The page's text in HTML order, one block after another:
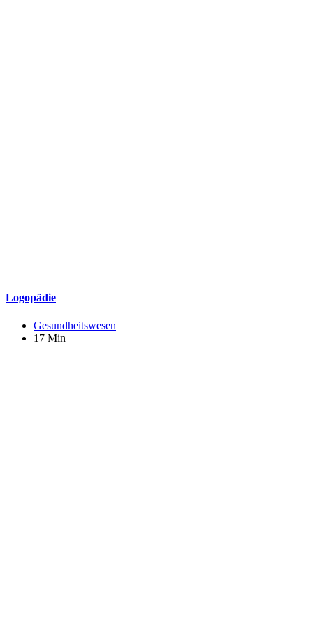
Logopädie
Gesundheitswesen
17 Min